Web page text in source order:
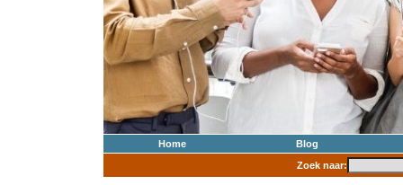
Home
Blog
Zoek naar: